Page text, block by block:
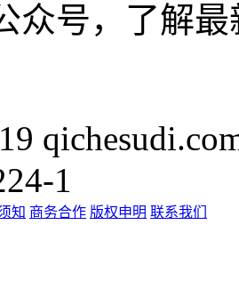
众号，了解
1
知 商务合作 版权申明 联系我们